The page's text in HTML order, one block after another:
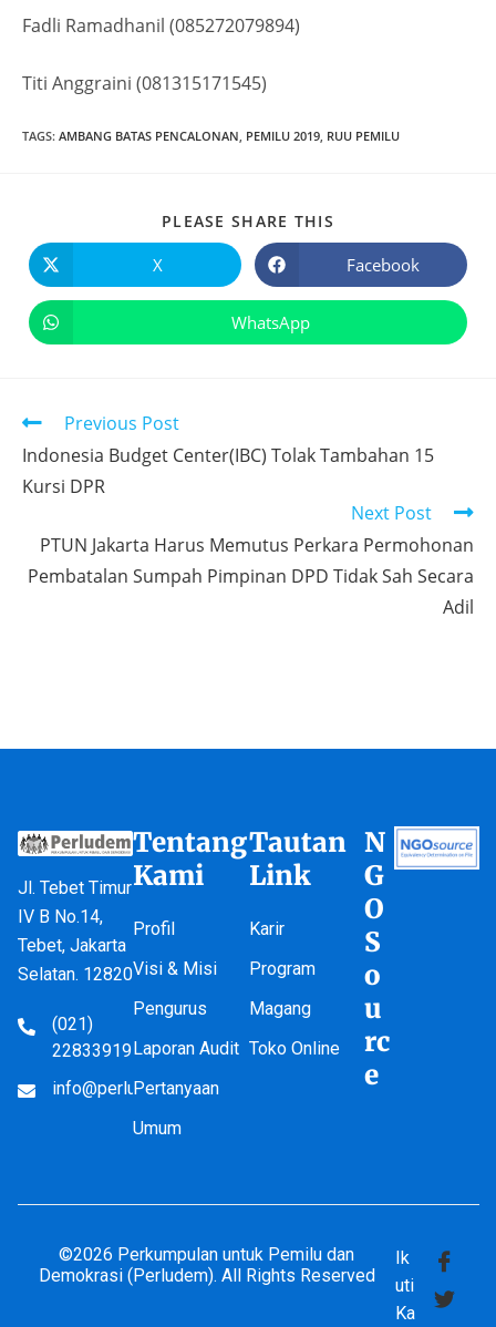
Fadli Ramadhanil (085272079894)
Titi Anggraini (081315171545)
TAGS: AMBANG BATAS PENCALONAN, PEMILU 2019, RUU PEMILU
PLEASE SHARE THIS
X Facebook
WhatsApp
Previous Post
Indonesia Budget Center(IBC) Tolak Tambahan 15
Kursi DPR
Next Post
PTUN Jakarta Harus Memutus Perkara Permohonan
Pembatalan Sumpah Pimpinan DPD Tidak Sah Secara
Adil
Jl. Tebet Timur
IV B No.14,
Tebet, Jakarta
Selatan. 12820
(021)
22833919
info@perludem.or.id
Tentang
Kami
Profil
Visi & Misi
Pengurus
Laporan Audit
Pertanyaan
Umum
Tautan
Link
Karir
Program
Magang
Toko Online
N
G
O
S
o
u
rc
e
©2026 Perkumpulan untuk Pemilu dan
Demokrasi (Perludem). All Rights Reserved
Ik
uti
Ka